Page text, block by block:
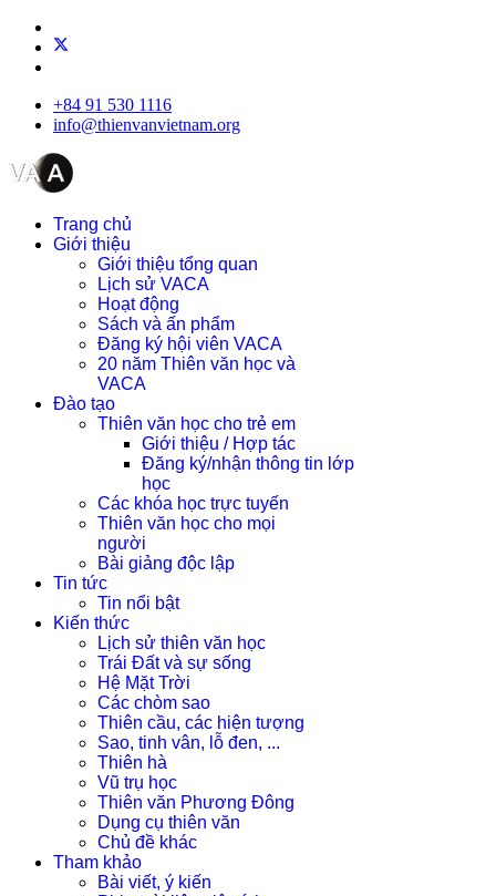
+84 91 530 1116
info@thienvanvietnam.org
Trang chủ
Giới thiệu
Giới thiệu tổng quan
Lịch sử VACA
Hoạt động
Sách và ấn phẩm
Đăng ký hội viên VACA
20 năm Thiên văn học và
VACA
Đào tạo
Thiên văn học cho trẻ em
Giới thiệu / Hợp tác
Đăng ký/nhận thông tin lớp
học
Các khóa học trực tuyến
Thiên văn học cho mọi
người
Bài giảng độc lập
Tin tức
Tin nổi bật
Kiến thức
Lịch sử thiên văn học
Trái Đất và sự sống
Hệ Mặt Trời
Các chòm sao
Thiên cầu, các hiện tượng
Sao, tinh vân, lỗ đen, ...
Thiên hà
Vũ trụ học
Thiên văn Phương Đông
Dụng cụ thiên văn
Chủ đề khác
Tham khảo
Bài viết, ý kiến